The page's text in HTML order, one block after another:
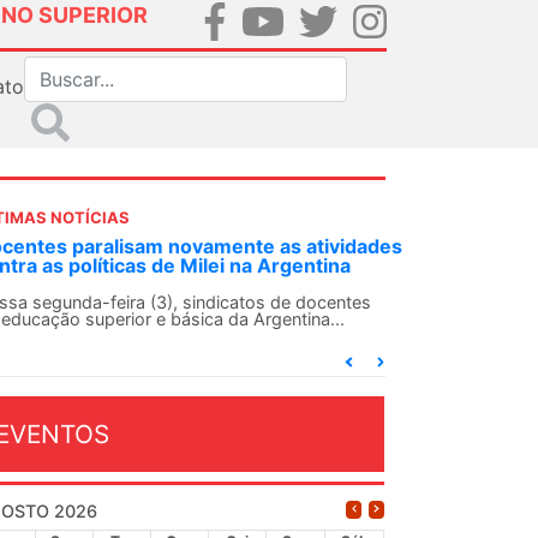
SUPERIOR
NOTÍCIAS
atividades
docentes
ANDES-SN convoca docentes para Dia de
Solidariedade Internacionalista com Cuba
O ANDES-SN conclama suas seções sindicais e
2026